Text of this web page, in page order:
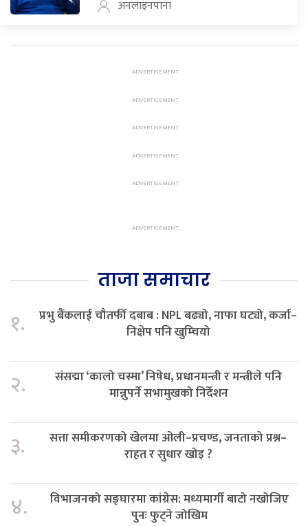
अनलाइनपाना
ताजा समाचार
१.
प्रभु बैंकलाई चौतर्फी दबाब : NPL बढ्यो, नाफा घट्यो, कर्जा–
निक्षेप पनि खुम्चियो
२.
संसद्मा ‘कालो चस्मा’ निषेध, प्रधानमन्त्री र मन्त्रीले पनि
मान्नुपर्ने सभामुखको निर्देशन
३.
सत्ता समीकरणको खेलमा ओली–प्रचण्ड, जनताको प्रश्न–
राहत र सुधार खोइ ?
४.
विभाजनको सङ्घारमा कांग्रेस: मध्यमार्गी बाटो नखोजिए
पुनः फुट्ने जोखिम